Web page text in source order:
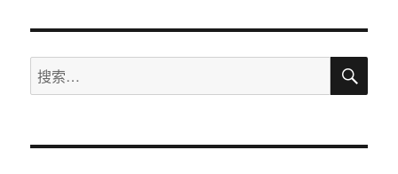
搜
索：
搜